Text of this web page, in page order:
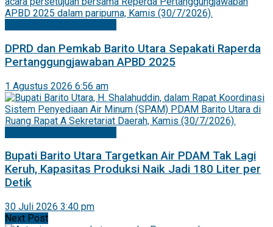
DPRD dan Pemkab Barito Utara Sepakati Raperda
Pertanggungjawaban APBD 2025
1 Agustus 2026 6:56 am
Bupati Barito Utara Targetkan Air PDAM Tak Lagi
Keruh, Kapasitas Produksi Naik Jadi 180 Liter per
Detik
30 Juli 2026 3:40 pm
Next Post